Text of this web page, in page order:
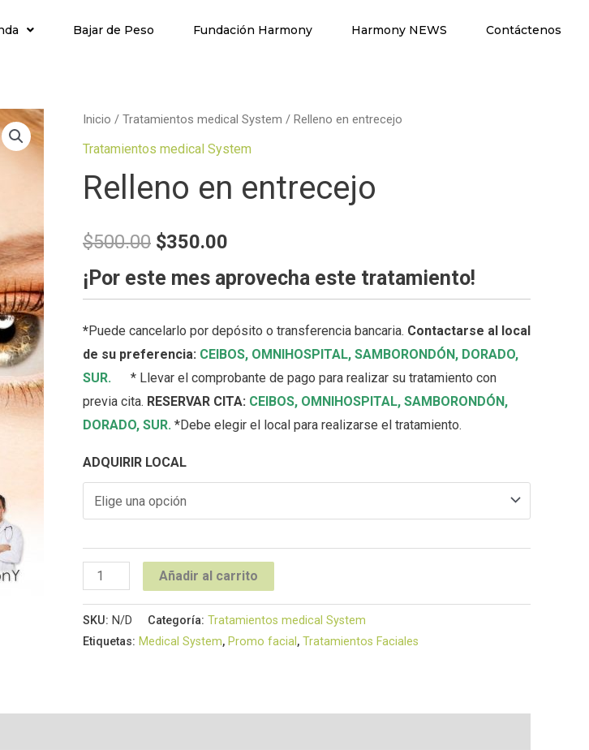
Bajar de Peso Fundación Harmony Harmony NEWS Contáctenos
Inicio / Tratamientos medical System / Relleno en entrecejo
Tratamientos medical System
Relleno en entrecejo
$500.00 $350.00
¡Por este mes aprovecha este tratamiento!
*Puede cancelarlo por depósito o transferencia bancaria. Contactarse al local
de su preferencia: CEIBOS, OMNIHOSPITAL, SAMBORONDÓN, DORADO,
SUR.
* Llevar el comprobante de pago para realizar su tratamiento con
previa cita. RESERVAR CITA: CEIBOS, OMNIHOSPITAL, SAMBORONDÓN,
DORADO, SUR. *Debe elegir el local para realizarse el tratamiento.
ADQUIRIR LOCAL
Añadir al carrito
SKU: N/D Categoría: Tratamientos medical System
Etiquetas: Medical System, Promo facial , Tratamientos Faciales